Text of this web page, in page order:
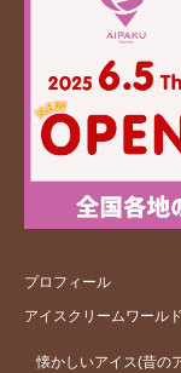
プロフィール
アイスクリームワールド
懐かしいアイス(昔の